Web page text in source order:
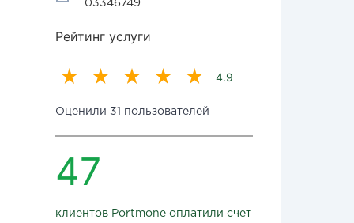
03346749
Рейтинг услуги
4.9
Оценили 31 пользователей
47
клиентов Portmone оплатили счет